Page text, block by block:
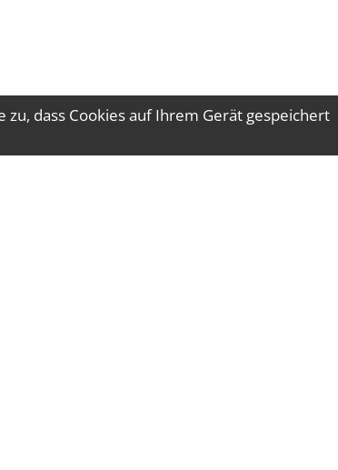
dass Cookies auf Ihrem Gerät gespeichert